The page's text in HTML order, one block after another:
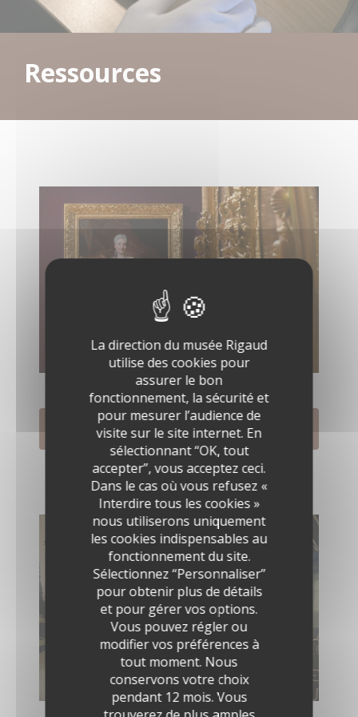
Ressources
BASE DE DONNÉES
La direction du musée Rigaud
utilise des cookies pour
assurer le bon
fonctionnement, la sécurité et
pour mesurer l’audience de
visite sur le site internet. En
sélectionnant “OK, tout
accepter”, vous acceptez ceci.
Dans le cas où vous refusez «
Interdire tous les cookies »
nous utiliserons uniquement
les cookies indispensables au
fonctionnement du site.
Sélectionnez “Personnaliser”
pour obtenir plus de détails
et pour gérer vos options.
Vous pouvez régler ou
modifier vos préférences à
tout moment. Nous
conservons votre choix
pendant 12 mois. Vous